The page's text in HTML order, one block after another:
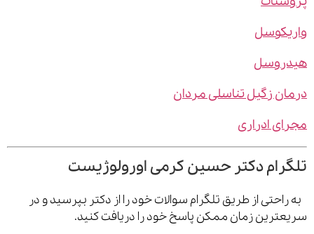
زگیل تناسلی مردان
ادراری
دکتر حسین کرمی اورولوژیست
از طریق تلگرام سوالات خود را از دکتر بپرسید و در
زمان ممکن پاسخ خود را دریافت کنید.